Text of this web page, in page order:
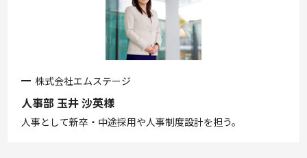
株式会社エムステージ
人事部 玉井 沙英様
人事として新卒・中途採用や人事制度設計を担う。